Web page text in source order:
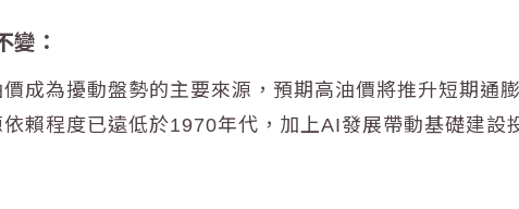
變：
價成為擾動盤勢的主要來源，預期高油價將推升短期 通膨
賴程度已遠低於1970年代，加上AI發展帶動基礎建設